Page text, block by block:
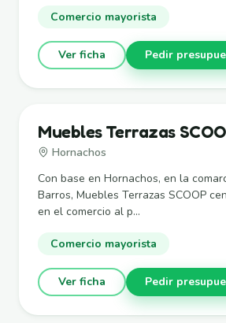
Comercio mayorista
Ver ficha Pedir
Muebles Terrazas
Hornachos
Con base en Hornachos, en la
Barros, Muebles Terrazas SCOOP
en el comercio al p...
Comercio mayorista
Ver ficha Pedir